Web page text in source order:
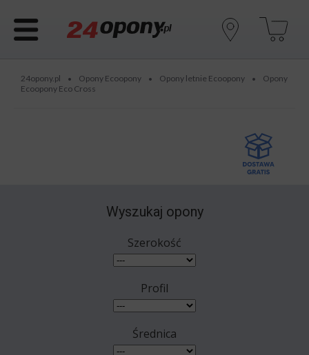
24opony.pl • Opony Ecoopony • Opony letnie Ecoopony •
Opony
Ecoopony Eco Cross
Wyszukaj opony
Szerokość
Profil
Średnica